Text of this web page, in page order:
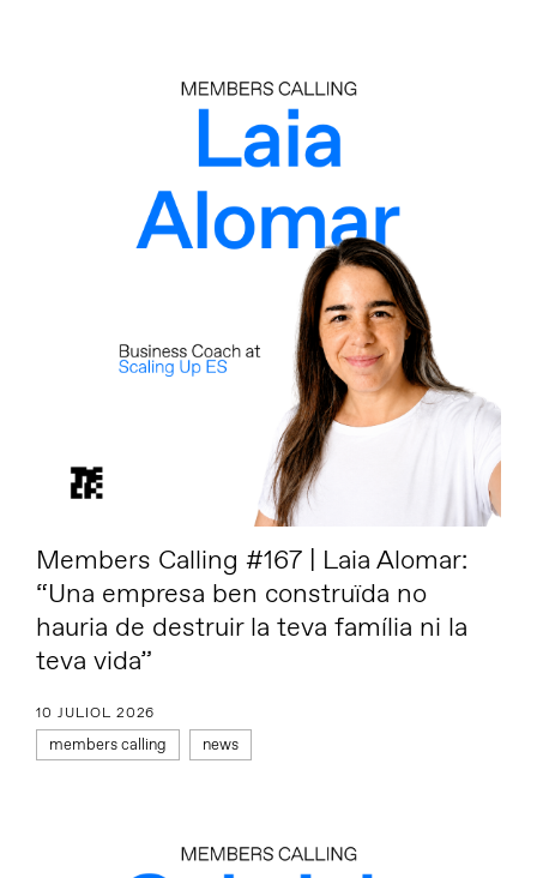
Members Calling #167 | Laia Alomar:
“Una empresa ben construïda no
hauria de destruir la teva família ni la
teva vida”
10 JULIOL 2026
members calling news